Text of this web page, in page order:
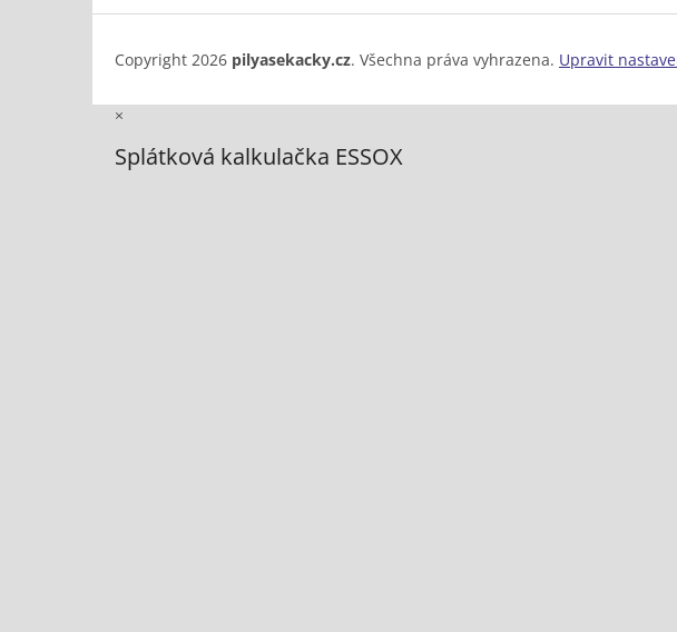
Copyright 2026 pilyasekacky.cz. Všechna práva vyhrazena. Upravit
×
Splátková kalkulačka ESSOX